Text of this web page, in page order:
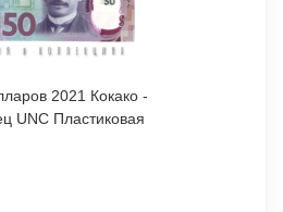
2021 Кокако -
Новозеландский скворец UNC Пластиковая